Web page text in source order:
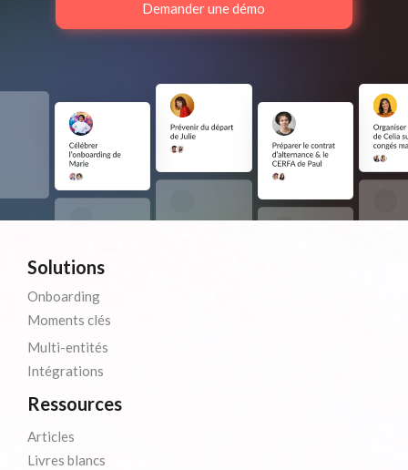
Demander une démo
Solutions
Onboarding
Moments clés
Multi-entités
Intégrations
Ressources
Articles
Livres blancs